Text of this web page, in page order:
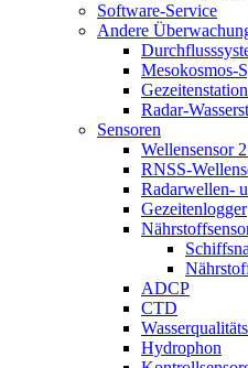
Software-Service
Andere
Mesokosmos-
Gezeitenstation
Radar-
Sensoren
Wellensensor
RNSS-
Radarwellen-
Gezeitenlogger
ADCP
CTD
Hydrophon